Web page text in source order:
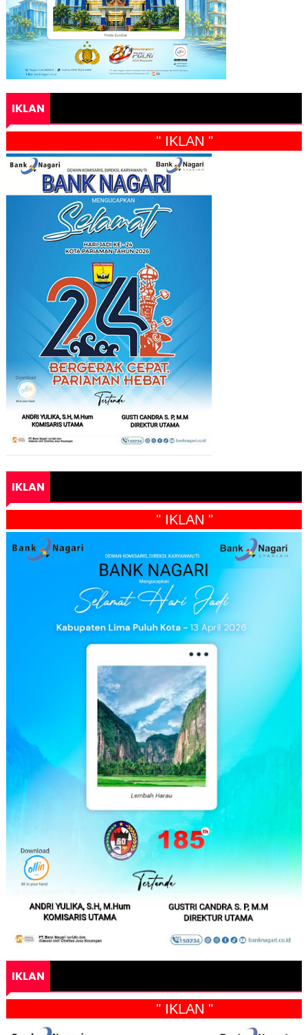
IKLAN
" IKLAN "
IKLAN
" IKLAN "
IKLAN
" IKLAN "